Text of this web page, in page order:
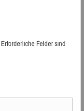
Erforderliche Felder sind